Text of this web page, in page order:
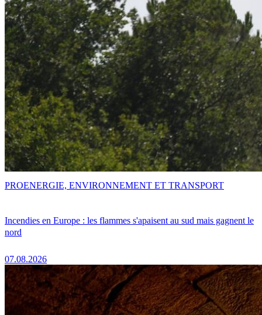
Incendies en Europe : les flammes s'apaisent au sud mais gagnent le
nord
07.08.2026
PROENERGIE, ENVIRONNEMENT ET TRANSPORT